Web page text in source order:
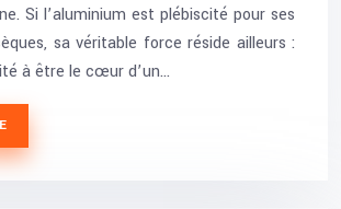
Si l’aluminium est plébiscité pour ses
sa véritable force réside ailleurs :
à être le cœur d’un…